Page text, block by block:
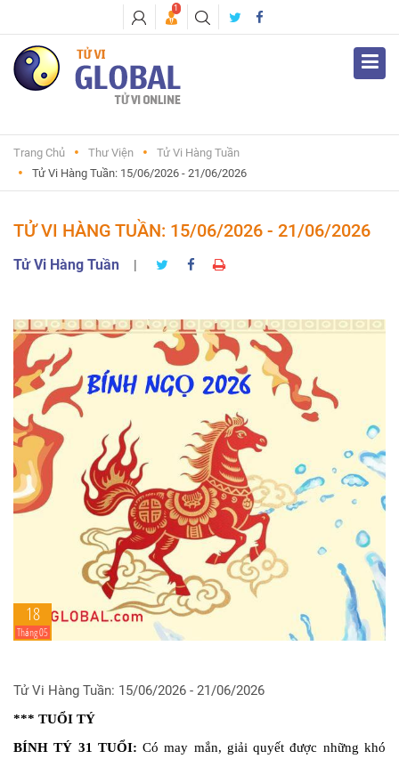
1
Trang Chủ Thư Viện
Tử Vi Hàng Tuần
Tử Vi Hàng Tuần: 15/06/2026 - 21/06/2026
TỬ VI HÀNG TUẦN: 15/06/2026 - 21/06/2026
Tử Vi Hàng Tuần |
18
Tháng 05
Tử Vi Hàng Tuần: 15/06/2026 - 21/06/2026
*** TUỔI TÝ
BÍNH TÝ 31 TUỔI:Có may mắn, giải quyết được những khó